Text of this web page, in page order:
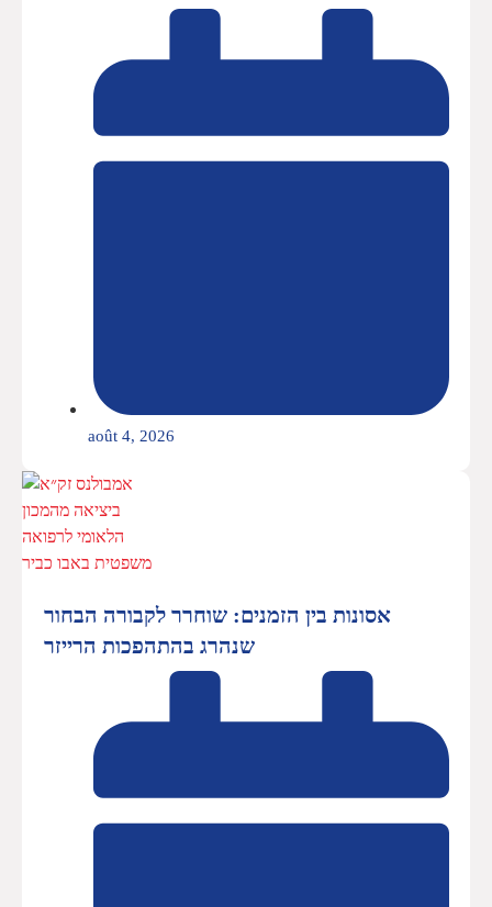
août 4, 2026
אסונות בין הזמנים: שוחרר לקבורה הבחור
שנהרג בהתהפכות הרייזר